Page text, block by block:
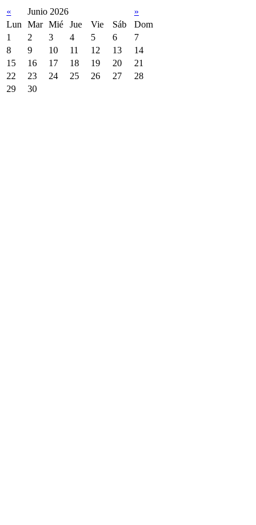
« Junio 2026
»
Lun
Mar Mié Jue Vie Sáb
Dom
1
2 3 4 5 6
7
8
9 10 11 12 13
14
15
16 17 18 19 20
21
22
23 24 25 26 27
28
29
30